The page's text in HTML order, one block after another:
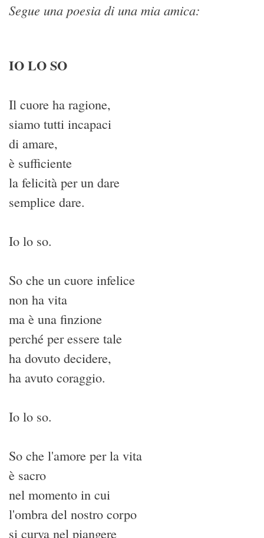
Segue una poesia di una mia amica:
IO LO SO
Il cuore ha ragione,
siamo tutti incapaci
di amare,
è sufficiente
la felicità per un dare
semplice dare.
Io lo so.
So che un cuore infelice
non ha vita
ma è una finzione
perché per essere tale
ha dovuto decidere,
ha avuto coraggio.
Io lo so.
So che l'amore per la vita
è sacro
nel momento in cui
l'ombra del nostro corpo
si curva nel piangere